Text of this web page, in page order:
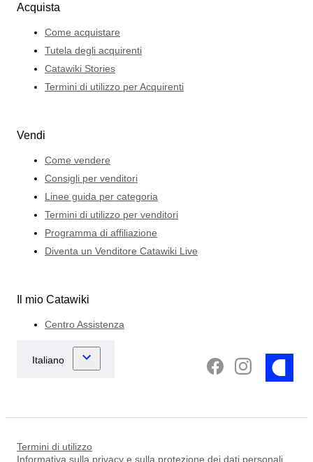
Acquista
Come acquistare
Tutela degli acquirenti
Catawiki Stories
Termini di utilizzo per Acquirenti
Vendi
Come vendere
Consigli per venditori
Linee guida per categoria
Termini di utilizzo per venditori
Programma di affiliazione
Diventa un Venditore Catawiki Live
Il mio Catawiki
Centro Assistenza
Termini di utilizzo
Informativa sulla privacy e sulla protezione dei dati personali